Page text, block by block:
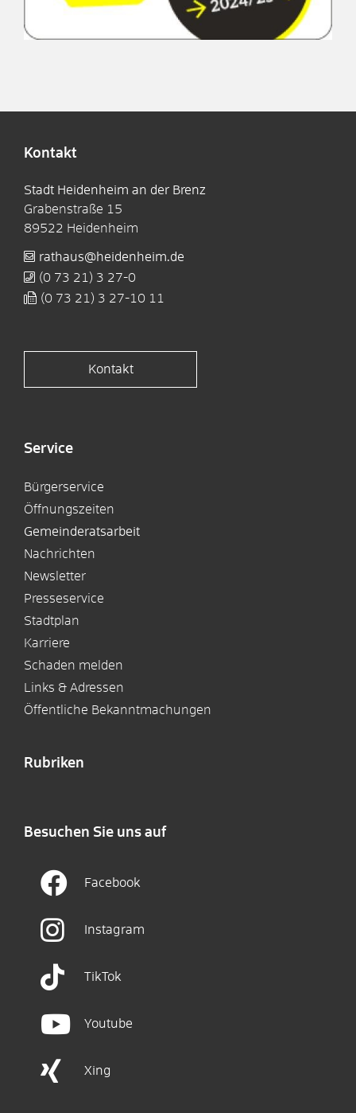
Kontakt
Stadt Heidenheim an der Brenz
Grabenstraße 15
89522 Heidenheim
rathaus@heidenheim.de
(0 73 21) 3 27-0
(0 73 21) 3 27-10 11
Kontakt
Service
Bürgerservice
Öffnungszeiten
Gemeinderatsarbeit
Nachrichten
Newsletter
Presseservice
Stadtplan
Karriere
Schaden melden
Links & Adressen
Öffentliche Bekanntmachungen
Rubriken
Besuchen Sie uns auf
Facebook
Instagram
TikTok
Youtube
Xing